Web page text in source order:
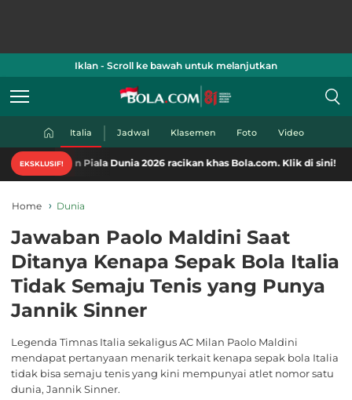
Iklan - Scroll ke bawah untuk melanjutkan
Italia Jadwal Klasemen Foto Video
EKSKLUSIF!
Piala Dunia 2026 racikan khas Bola.com. Klik di sini!
Home Dunia
Jawaban Paolo Maldini Saat
Ditanya Kenapa Sepak Bola Italia
Tidak Semaju Tenis yang Punya
Jannik Sinner
Legenda Timnas Italia sekaligus AC Milan Paolo Maldini
mendapat pertanyaan menarik terkait kenapa sepak bola Italia
tidak bisa semaju tenis yang kini mempunyai atlet nomor satu
dunia, Jannik Sinner.